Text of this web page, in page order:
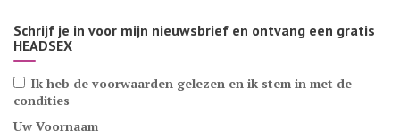
Schrijf je in voor mijn nieuwsbrief en ontvang een gratis
HEADSEX
Ik heb de voorwaarden gelezen en ik stem in met de
condities
Uw Voornaam